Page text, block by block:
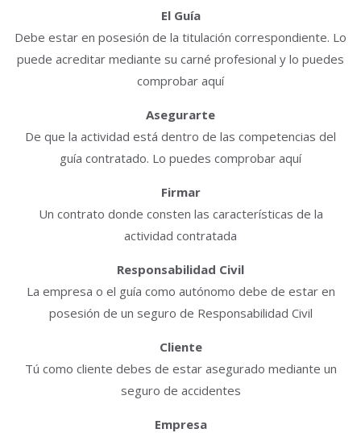
El Guía
Debe estar en posesión de la titulación correspondiente. Lo
puede acreditar mediante su carné profesional y lo puedes
comprobar aquí
Asegurarte
De que la actividad está dentro de las competencias del
guía contratado. Lo puedes comprobar aquí
Firmar
Un contrato donde consten las características de la
actividad contratada
Responsabilidad Civil
La empresa o el guía como autónomo debe de estar en
posesión de un seguro de Responsabilidad Civil
Cliente
Tú como cliente debes de estar asegurado mediante un
seguro de accidentes
Empresa